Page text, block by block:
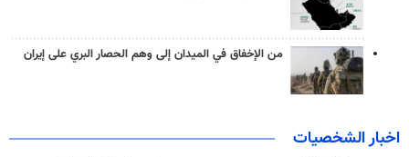
من الإخفاق في الميدان إلى وهم الحصار البري على إيران
اخبار الشخصيات